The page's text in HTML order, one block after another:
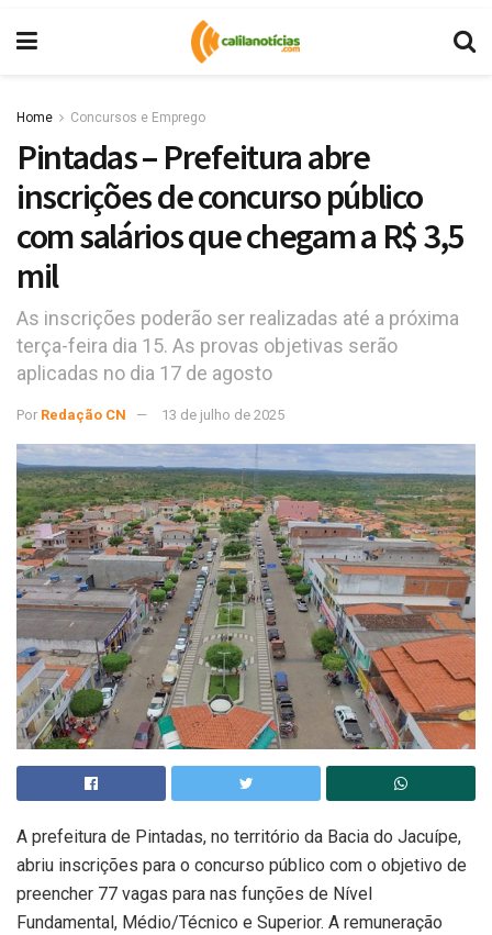
Home Concursos e Emprego
Pintadas – Prefeitura abre
inscrições de concurso público
com salários que chegam a R$ 3,5
mil
As inscrições poderão ser realizadas até a próxima
terça-feira dia 15. As provas objetivas serão
aplicadas no dia 17 de agosto
Por Redação CN 13 de julho de 2025
A prefeitura de Pintadas, no território da Bacia do Jacuípe,
abriu inscrições para o concurso público com o objetivo de
preencher 77 vagas para nas funções de Nível
Fundamental, Médio/Técnico e Superior. A remuneração